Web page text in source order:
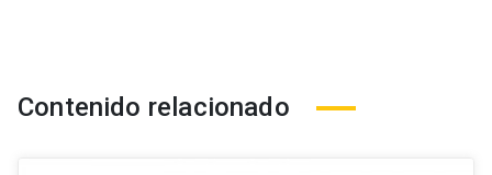
Contenido relacionado